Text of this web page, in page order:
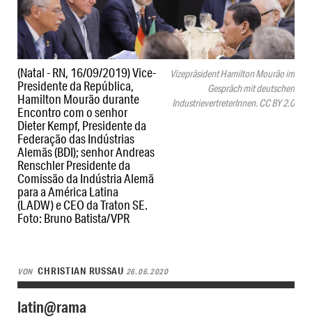
(Natal - RN, 16/09/2019) Vice-
Presidente da República,
Hamilton Mourão durante
Encontro com o senhor
Dieter Kempf, Presidente da
Federação das Indústrias
Alemãs (BDI); senhor Andreas
Renschler Presidente da
Comissão da Indústria Alemã
para a América Latina
(LADW) e CEO da Traton SE.
Foto: Bruno Batista/VPR
Vizepräsident Hamilton Mourão im
Gespräch mit deutschen
IndustrievertreterInnen. CC BY 2.0
VON CHRISTIAN RUSSAU 26.06.2020
latin@rama